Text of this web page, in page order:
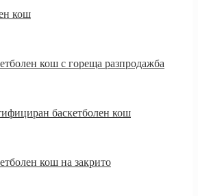
кош
кош с гореща разпродажба
баскетболен кош
кош на закрито